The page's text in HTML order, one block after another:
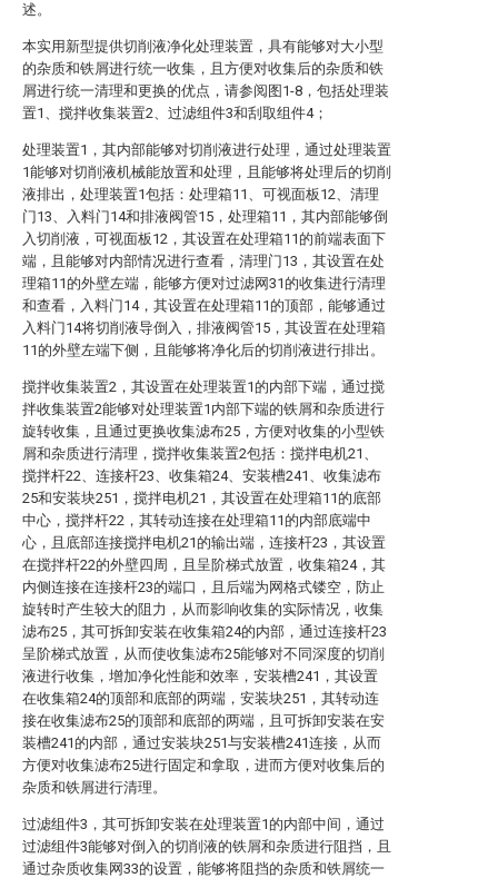
述。
本实用新型提供切削液净化处理装置，具有能够对大小型
的杂质和铁屑进行统一收集，且方便对收集后的杂质和铁
屑进行统一清理和更换的优点，请参阅图1-8，包括处理装
置1、搅拌收集装置2、过滤组件3和刮取组件4；
处理装置1，其内部能够对切削液进行处理，通过处理装置
1能够对切削液机械能放置和处理，且能够将处理后的切削
液排出，处理装置1包括：处理箱11、可视面板12、清理
门13、入料门14和排液阀管15，处理箱11，其内部能够倒
入切削液，可视面板12，其设置在处理箱11的前端表面下
端，且能够对内部情况进行查看，清理门13，其设置在处
理箱11的外壁左端，能够方便对过滤网31的收集进行清理
和查看，入料门14，其设置在处理箱11的顶部，能够通过
入料门14将切削液导倒入，排液阀管15，其设置在处理箱
11的外壁左端下侧，且能够将净化后的切削液进行排出。
搅拌收集装置2，其设置在处理装置1的内部下端，通过搅
拌收集装置2能够对处理装置1内部下端的铁屑和杂质进行
旋转收集，且通过更换收集滤布25，方便对收集的小型铁
屑和杂质进行清理，搅拌收集装置2包括：搅拌电机21、
搅拌杆22、连接杆23、收集箱24、安装槽241、收集滤布
25和安装块251，搅拌电机21，其设置在处理箱11的底部
中心，搅拌杆22，其转动连接在处理箱11的内部底端中
心，且底部连接搅拌电机21的输出端，连接杆23，其设置
在搅拌杆22的外壁四周，且呈阶梯式放置，收集箱24，其
内侧连接在连接杆23的端口，且后端为网格式镂空，防止
旋转时产生较大的阻力，从而影响收集的实际情况，收集
滤布25，其可拆卸安装在收集箱24的内部，通过连接杆23
呈阶梯式放置，从而使收集滤布25能够对不同深度的切削
液进行收集，增加净化性能和效率，安装槽241，其设置
在收集箱24的顶部和底部的两端，安装块251，其转动连
接在收集滤布25的顶部和底部的两端，且可拆卸安装在安
装槽241的内部，通过安装块251与安装槽241连接，从而
方便对收集滤布25进行固定和拿取，进而方便对收集后的
杂质和铁屑进行清理。
过滤组件3，其可拆卸安装在处理装置1的内部中间，通过
过滤组件3能够对倒入的切削液的铁屑和杂质进行阻挡，且
通过杂质收集网33的设置，能够将阻挡的杂质和铁屑统一